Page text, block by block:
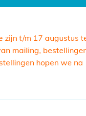
zijn t/m 17 augustus
mailing,
hopen we